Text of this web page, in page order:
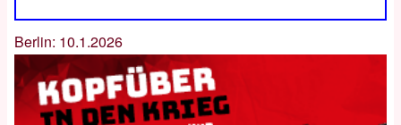
Berlin: 10.1.2026